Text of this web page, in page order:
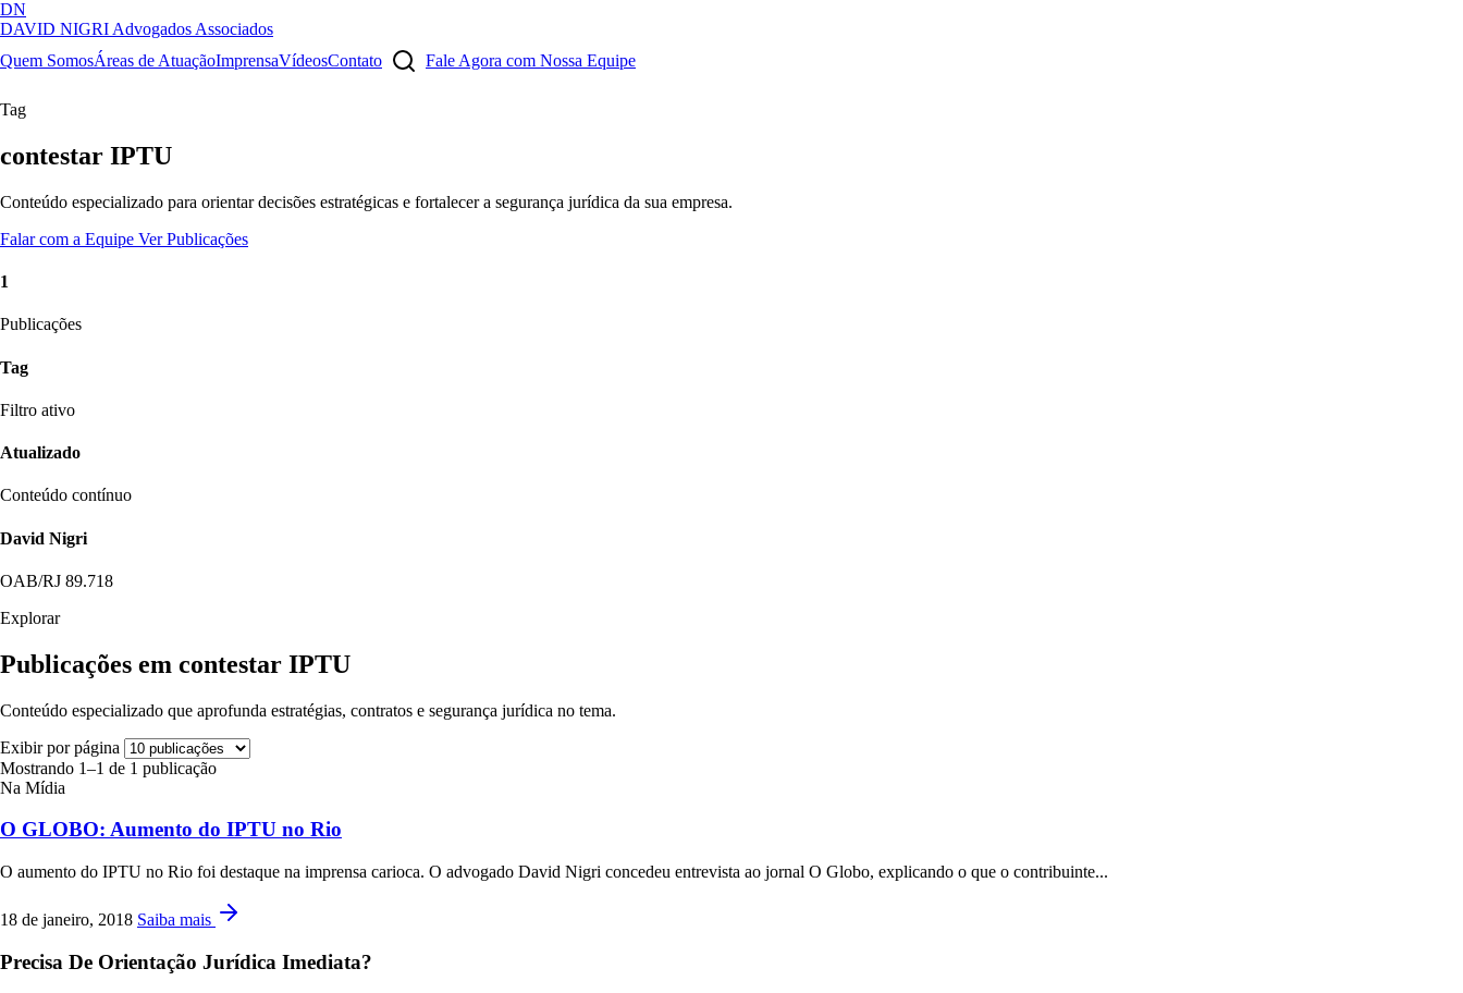
DN
DAVID NIGRI Advogados Associados
Quem SomosÁreas de AtuaçãoImprensaVídeosContato Fale Agora com Nossa Equipe
Artigos, sentenças, áreas de atuação, imprensa...
Tag
contestar IPTU
Conteúdo especializado para orientar decisões estratégicas e fortalecer a segurança jurídica da sua empresa.
Falar com a Equipe Ver Publicações
1
Publicações
Tag
Filtro ativo
Atualizado
Conteúdo contínuo
David Nigri
OAB/RJ 89.718
Explorar
Publicações em contestar IPTU
Conteúdo especializado que aprofunda estratégias, contratos e segurança jurídica no tema.
Exibir por página
Mostrando 1–1 de 1 publicação
Na Mídia
O GLOBO: Aumento do IPTU no Rio
O aumento do IPTU no Rio foi destaque na imprensa carioca. O advogado David Nigri concedeu entrevista ao jornal O Globo, explicando o que o contribuinte...
18 de janeiro, 2018 Saiba mais
Precisa De Orientação Jurídica Imediata?